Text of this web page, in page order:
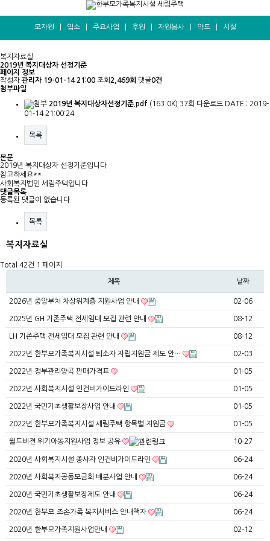
모자원 입소| 주요사업 후원 자원봉사| 약도| 시설
복지자료실
2019년 복지대상자 선정기준
페이지 정보
작성자 관리자 19-01-14 21:00 조회 2,469회 댓글0건
첨부파일
2019년 복지대상자선정기준.pdf (163.0K) 37회 다운로드
DATE : 2019-
01-14 21:00:24
목록
본문
2019년 복지대상자 선정기준입니다
참고하세요**
사회복지법인 세림주택입니다
댓글목록
등록된 댓글이 없습니다.
목록
복지자료실
Total 42건 1 페이지
제목 날짜
2026년 중앙부처 차상위계층 지원사업 안내 02-06
2025년 GH 기존주택 전세임대 모집 관련 안내 08-12
LH 기존주택 전세임대 모집 관련 안내 08-12
2022년 한부모가족복지시설 퇴소자 자립지원금 제도 안… 02-03
2022년 정부관리양곡 판매가격표 01-05
2022년 사회복지시설 인건비가이드라인 01-05
2022년 국민기초생활보장사업 안내 01-05
2022년 한부모가족복지시설 세림주택 항목별 지원금 01-05
월드비젼 위기아동지원사업 정보 공유 10-27
2020년 사회복지시설 종사자 인건비가이드라인 06-24
2020년 사회복지공동모금회 배분사업 안내 06-24
2020년 국민기초생활보장제도 안내 06-24
2020년 한부모.조손가족 복지서비스 안내책자 06-24
2020년 한부모가족지원사업안내 02-12